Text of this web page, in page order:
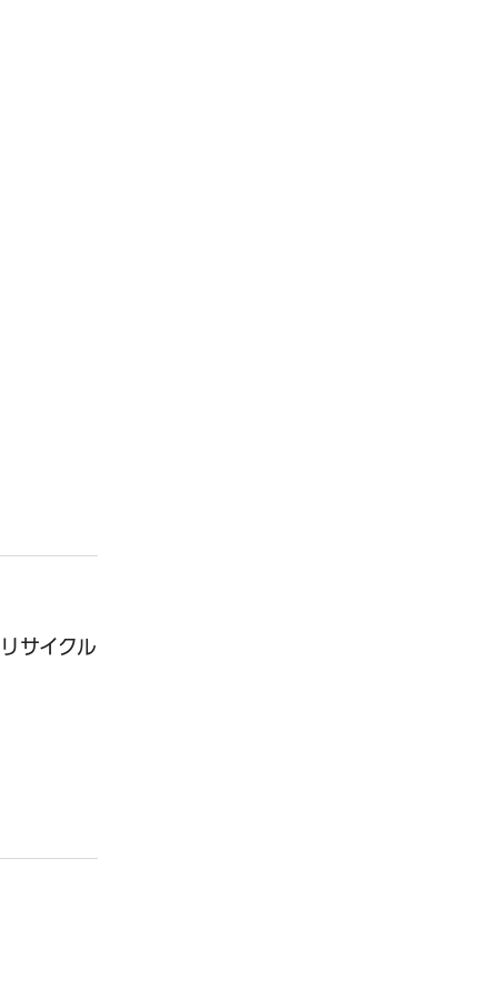
サイクル